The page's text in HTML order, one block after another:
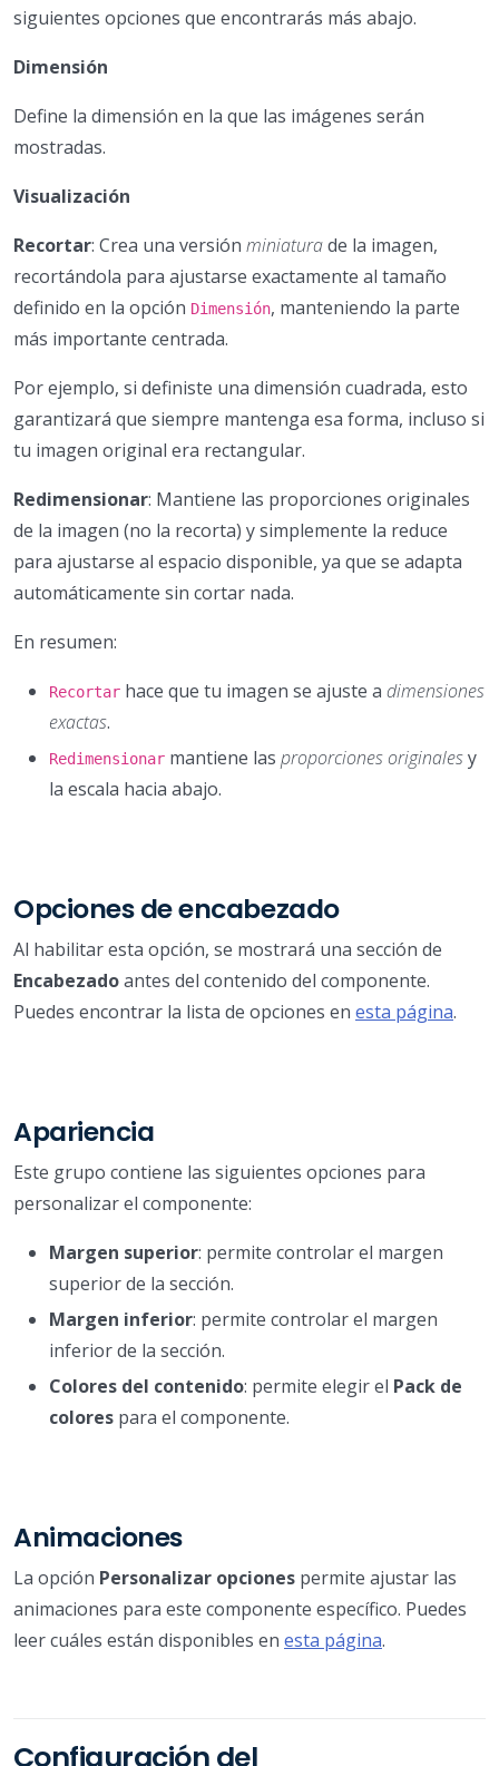
siguientes opciones que encontrarás más abajo.
Dimensión
Define la dimensión en la que las imágenes serán
mostradas.
Visualización
Recortar: Crea una versión miniaturade la imagen,
recortándola para ajustarse exactamente al tamaño
definido en la opción Dimensión, manteniendo la parte
más importante centrada.
Por ejemplo, si definiste una dimensión cuadrada, esto
garantizará que siempre mantenga esa forma, incluso si
tu imagen original era rectangular.
Redimensionar: Mantiene las proporciones originales
de la imagen (no la recorta) y simplemente la reduce
para ajustarse al espacio disponible, ya que se adapta
automáticamente sin cortar nada.
En resumen:
Recortar hace que tu imagen se ajuste a dimensiones
exactas.
Redimensionar mantiene las proporciones originalesy
la escala hacia abajo.
Opciones de encabezado
Al habilitar esta opción, se mostrará una sección de
Encabezadoantes del contenido del componente.
Puedes encontrar la lista de opciones en esta página.
Apariencia
Este grupo contiene las siguientes opciones para
personalizar el componente:
Margen superior: permite controlar el margen
superior de la sección.
Margen inferior: permite controlar el margen
inferior de la sección.
Colores del contenido: permite elegir el Pack de
colores para el componente.
Animaciones
La opción Personalizar opciones permite ajustar las
animaciones para este componente específico. Puedes
leer cuáles están disponibles en esta página.
Configuración del